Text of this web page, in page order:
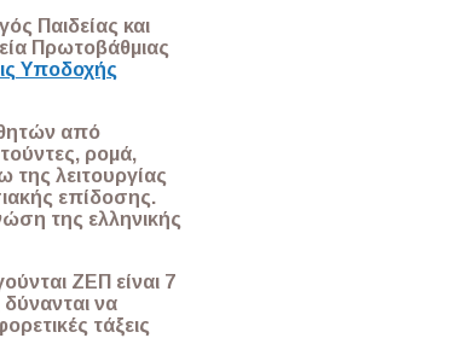
Παιδείας και
Πρωτοβάθμιας
Υποδοχής
από
ρομά,
λειτουργίας
επίδοσης.
της ελληνικής
ΖΕΠ είναι 7
να
τάξεις